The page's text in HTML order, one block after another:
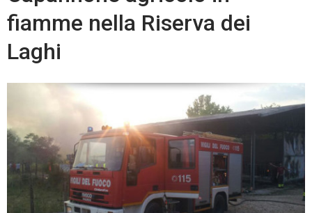
fiamme nella Riserva dei
Laghi